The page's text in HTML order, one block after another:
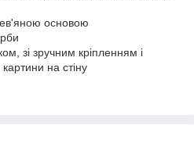
основою
зі зручним кріпленням і
на стіну